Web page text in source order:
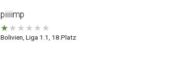
piiiimp
★★ ★ ★ ★ ★
Bolivien, Liga 1.1, 18.Platz